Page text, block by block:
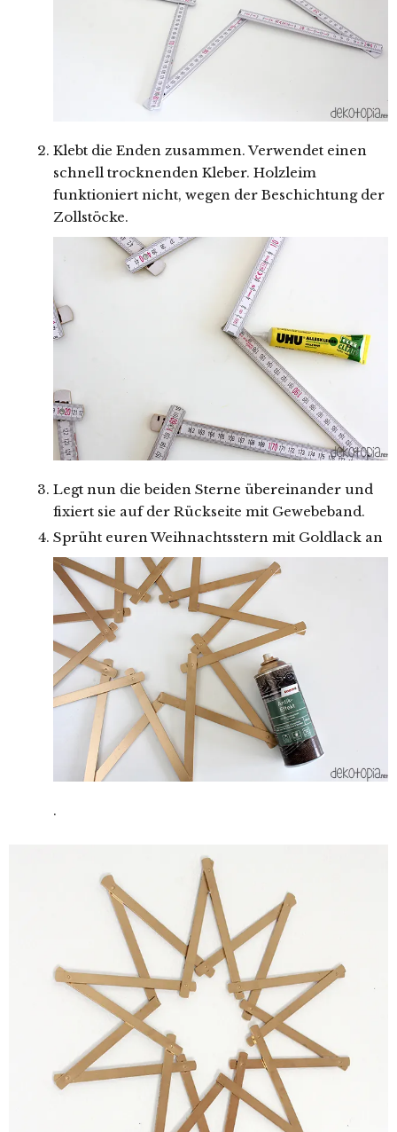
Klebt die Enden zusammen. Verwendet einen
schnell trocknenden Kleber. Holzleim
funktioniert nicht, wegen der Beschichtung der
Zollstöcke.
Legt nun die beiden Sterne übereinander und
fixiert sie auf der Rückseite mit Gewebeband.
Sprüht euren Weihnachtsstern mit Goldlack an
.